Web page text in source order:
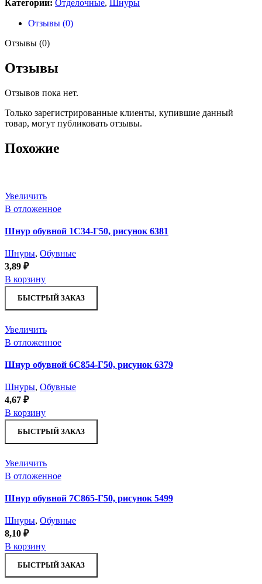
Категории: Отделочные, Шнуры
Отзывы (0)
Отзывы (0)
Отзывы
Отзывов пока нет.
Только зарегистрированные клиенты, купившие данный
товар, могут публиковать отзывы.
Похожие
Увеличить
В отложенное
Шнур обувной 1С34-Г50, рисунок 6381
Шнуры, Обувные
3,89 ₽
В корзину
БЫСТРЫЙ ЗАКАЗ
Увеличить
В отложенное
Шнур обувной 6С854-Г50, рисунок 6379
Шнуры, Обувные
4,67 ₽
В корзину
БЫСТРЫЙ ЗАКАЗ
Увеличить
В отложенное
Шнур обувной 7С865-Г50, рисунок 5499
Шнуры, Обувные
8,10 ₽
В корзину
БЫСТРЫЙ ЗАКАЗ